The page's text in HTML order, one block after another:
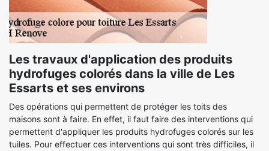
Les travaux d'application des produits
hydrofuges colorés dans la ville de Les
Essarts et ses environs
Des opérations qui permettent de protéger les toits des
maisons sont à faire. En effet, il faut faire des interventions qui
permettent d'appliquer les produits hydrofuges colorés sur les
tuiles. Pour effectuer ces interventions qui sont très difficiles, il